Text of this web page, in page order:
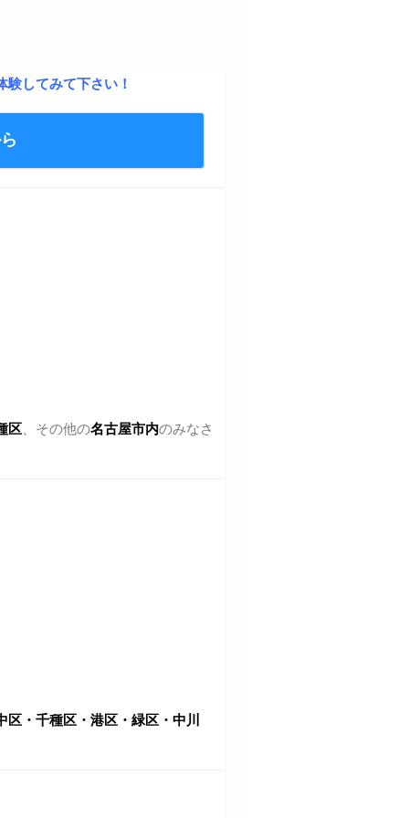
してみて下さい！
区 、その他の名古屋市内のみなさ
区・千種区・港区・緑区・中川